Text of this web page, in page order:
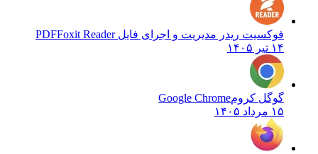
فوکسیت ریدر مدیریت و اجرای فایل PDF Foxit Reader
۱۴ تیر ۱۴۰۵
گوگل کرومGoogle Chrome
۱۵ مرداد ۱۴۰۵